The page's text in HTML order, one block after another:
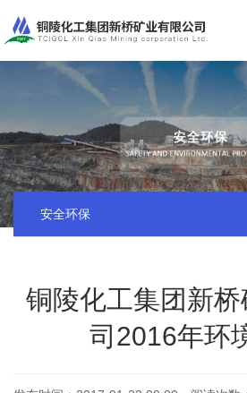
安全环保
铜陵化工集团新
司2016年环